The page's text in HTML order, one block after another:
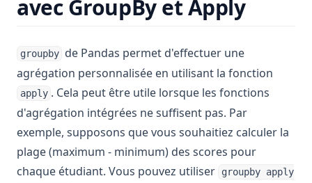
avec GroupBy et Apply
groupby de Pandas permet d'effectuer une
agrégation personnalisée en utilisant la fonction
apply . Cela peut être utile lorsque les fonctions
d'agrégation intégrées ne suffisent pas. Par
exemple, supposons que vous souhaitiez calculer la
plage (maximum - minimum) des scores pour
chaque étudiant. Vous pouvez utiliser
groupby apply